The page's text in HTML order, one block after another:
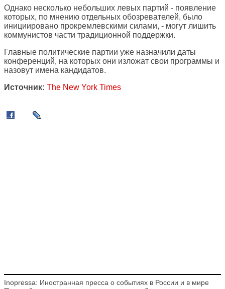
Однако несколько небольших левых партий - появление
которых, по мнению отдельных обозревателей, было
инициировано прокремлевскими силами, - могут лишить
коммунистов части традиционной поддержки.
Главные политические партии уже назначили даты
конференций, на которых они изложат свои программы и
назовут имена кандидатов.
Источник: The New York Times
Inopressa: Иностранная пресса о событиях в России и в мире